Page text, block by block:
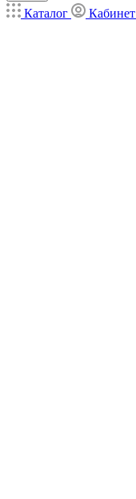
Каталог Кабинет